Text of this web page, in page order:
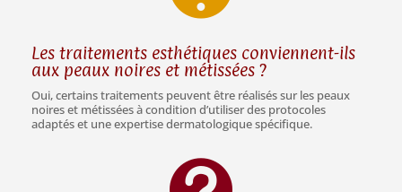
Les traitements esthétiques conviennent-ils
aux peaux noires et métissées ?
Oui, certains traitements peuvent être réalisés sur les peaux
noires et métissées à condition d’utiliser des protocoles
adaptés et une expertise dermatologique spécifique.